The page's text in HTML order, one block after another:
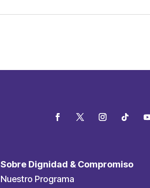
Sobre Dignidad & Compromiso
Nuestro Programa